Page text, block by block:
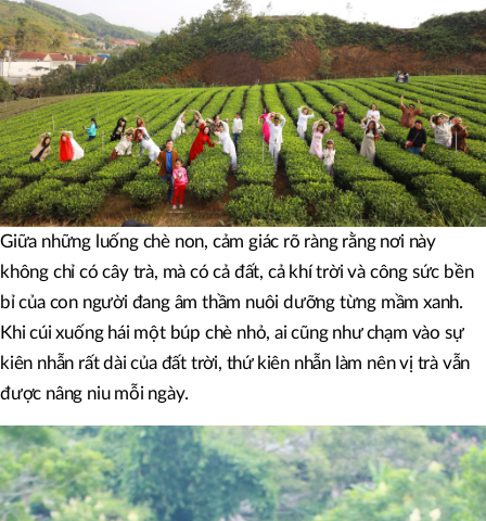
Giữa những luống chè non, cảm giác rõ ràng rằng nơi này
không chỉ có cây trà, mà có cả đất, cả khí trời và công sức bền
bỉ của con người đang âm thầm nuôi dưỡng từng mầm xanh.
Khi cúi xuống hái một búp chè nhỏ, ai cũng như chạm vào sự
kiên nhẫn rất dài của đất trời, thứ kiên nhẫn làm nên vị trà vẫn
được nâng niu mỗi ngày.